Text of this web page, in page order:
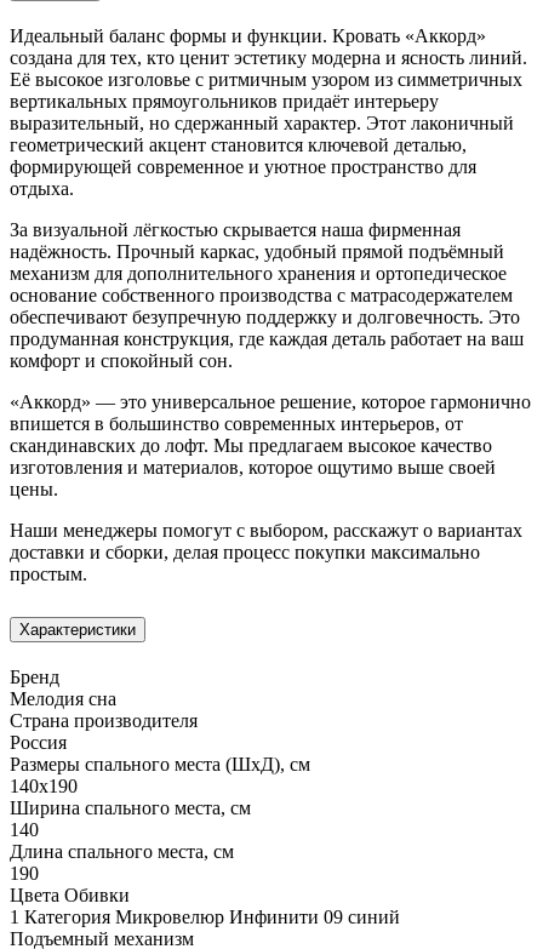
Идеальный баланс формы и функции. Кровать «Аккорд»
создана для тех, кто ценит эстетику модерна и ясность линий.
Её высокое изголовье с ритмичным узором из симметричных
вертикальных прямоугольников придаёт интерьеру
выразительный, но сдержанный характер. Этот лаконичный
геометрический акцент становится ключевой деталью,
формирующей современное и уютное пространство для
отдыха.
За визуальной лёгкостью скрывается наша фирменная
надёжность. Прочный каркас, удобный прямой подъёмный
механизм для дополнительного хранения и ортопедическое
основание собственного производства с матрасодержателем
обеспечивают безупречную поддержку и долговечность. Это
продуманная конструкция, где каждая деталь работает на ваш
комфорт и спокойный сон.
«Аккорд» — это универсальное решение, которое гармонично
впишется в большинство современных интерьеров, от
скандинавских до лофт. Мы предлагаем высокое качество
изготовления и материалов, которое ощутимо выше своей
цены.
Наши менеджеры помогут с выбором, расскажут о вариантах
доставки и сборки, делая процесс покупки максимально
простым.
Характеристики
Бренд
Мелодия сна
Страна производителя
Россия
Размеры спального места (ШхД), см
140х190
Ширина спального места, см
140
Длина спального места, см
190
Цвета Обивки
1 Категория Микровелюр Инфинити 09 синий
Подъемный механизм